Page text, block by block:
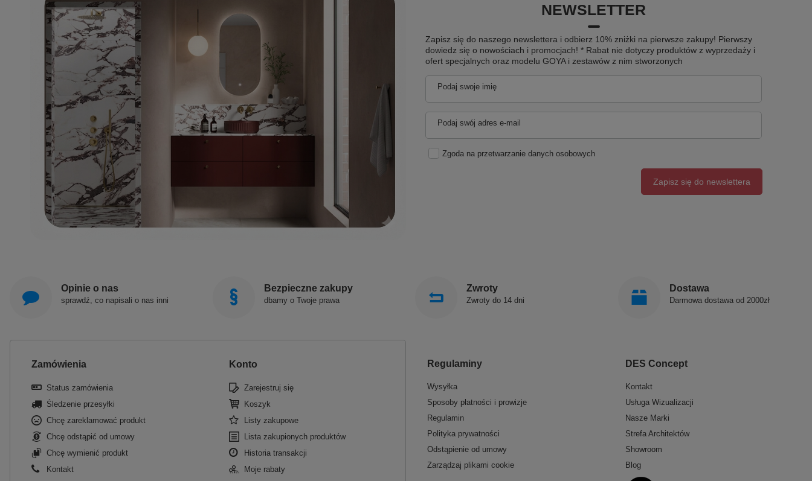
NEWSLETTER
Zapisz się do naszego newslettera i odbierz 10% zniżki na pierwsze zakupy! Pierwszy
dowiedz się o nowościach i promocjach! * Rabat nie dotyczy produktów z wyprzedaży i
ofert specjalnych oraz modelu GOYA i zestawów z nim stworzonych
Podaj swoje imię
Podaj swój adres e-mail
Zgoda na przetwarzanie danych osobowych
Zapisz się do newslettera
Opinie o nas
sprawdź, co napisali o nas inni
Bezpieczne zakupy
dbamy o Twoje prawa
Zwroty
Zwroty do 14 dni
Dostawa
Darmowa dostawa od 2000zł
Zamówienia
Status zamówienia
Śledzenie przesyłki
Chcę zareklamować produkt
Chcę odstąpić od umowy
Chcę wymienić produkt
Kontakt
Konto
Zarejestruj się
Koszyk
Listy zakupowe
Lista zakupionych produktów
Historia transakcji
Moje rabaty
Regulaminy
Wysyłka
Sposoby płatności i prowizje
Regulamin
Polityka prywatności
Odstąpienie od umowy
Zarządzaj plikami cookie
DES Concept
Kontakt
Usługa Wizualizacji
Nasze Marki
Strefa Architektów
Showroom
Blog